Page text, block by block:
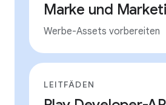
Marke und
Werbe-Assets vorbereiten
LEITFÄDEN